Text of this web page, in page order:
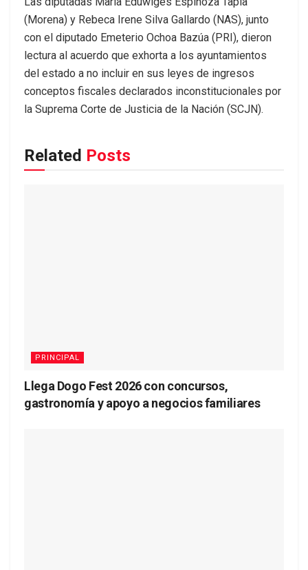
(Morena) y Rebeca Irene Silva Gallardo (NAS), junto
con el diputado Emeterio Ochoa Bazúa (PRI), dieron
lectura al acuerdo que exhorta a los ayuntamientos
del estado a no incluir en sus leyes de ingresos
conceptos fiscales declarados inconstitucionales por
la Suprema Corte de Justicia de la Nación (SCJN).
Related Posts
PRINCIPAL
Llega Dogo Fest 2026 con concursos,
gastronomía y apoyo a negocios familiares